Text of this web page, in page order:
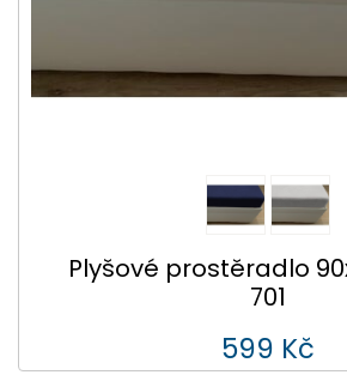
Plyšové prostěradlo
701
599 Kč